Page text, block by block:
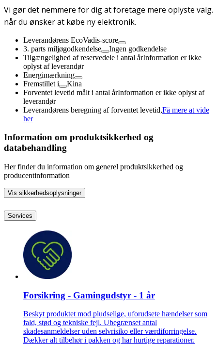
Vi gør det nemmere for dig at foretage mere oplyste valg.
når du ønsker at købe ny elektronik.
Leverandørens EcoVadis-score
3. parts miljøgodkendelse
Ingen godkendelse
Tilgængelighed af reservedele i antal årInformation er ikke
oplyst af leverandør
Energimærkning
Fremstillet i
Kina
Forventet levetid målt i antal årInformation er ikke oplyst af
leverandør
Leverandørens beregning af forventet levetid,Få mere at vide
her
Information om produktsikkerhed og
databehandling
Her finder du information om generel produktsikkerhed og
producentinformation
Vis sikkerhedsoplysninger
Services
Forsikring - Gamingudstyr - 1 år
Beskyt produktet mod pludselige, uforudsete hændelser som
fald, stød og tekniske fejl. Ubegrænset antal
skadesanmeldelser uden selvrisiko eller værdiforringelse.
Dækker alt tilbehør i pakken og har hurtige reparationer.